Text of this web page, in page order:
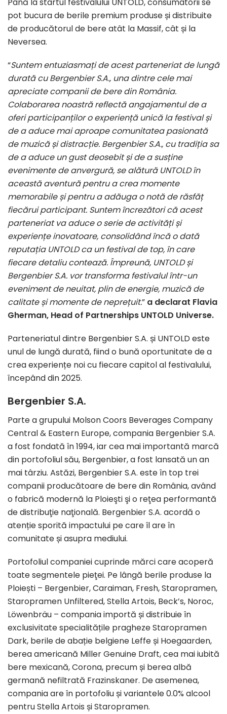
pot bucura de berile premium produse și distribuite
de producătorul de bere atât la Massif, cât și la
Neversea.
“Suntem entuziasmați de acest parteneriat de lungă
durată cu Bergenbier S.A., una dintre cele mai
apreciate companii de bere din România.
Colaborarea noastră reflectă angajamentul de a
oferi participanților o experiență unică la festival și
de a aduce mai aproape comunitatea pasionată
de muzică și distracție. Bergenbier S.A., cu tradiția sa
de a aduce un gust deosebit și de a susține
evenimente de anvergură, se alătură UNTOLD în
această aventură pentru a crea momente
memorabile și pentru a adăuga o notă de răsfăț
fiecărui participant. Suntem încrezători că acest
parteneriat va aduce o serie de activități și
experiențe inovatoare, consolidând încă o dată
reputația UNTOLD ca un festival de top, în care
fiecare detaliu contează. Împreună, UNTOLD și
Bergenbier S.A. vor transforma festivalul într-un
eveniment de neuitat, plin de energie, muzică de
calitate și momente de neprețuit.” a declarat Flavia
Gherman, Head of Partnerships UNTOLD Universe.
Parteneriatul dintre Bergenbier S.A. și UNTOLD este
unul de lungă durată, fiind o bună oportunitate de a
crea experiențe noi cu fiecare capitol al festivalului,
începând din 2025.
Bergenbier S.A.
Parte a grupului Molson Coors Beverages Company
Central & Eastern Europe, compania Bergenbier S.A.
a fost fondată în 1994, iar cea mai importantă marcă
din portofoliul său, Bergenbier, a fost lansată un an
mai târziu. Astăzi, Bergenbier S.A. este în top trei
companii producătoare de bere din România, având
o fabrică modernă la Ploieşti şi o reţea performantă
de distribuţie naţională. Bergenbier S.A. acordă o
atenție sporită impactului pe care îl are în
comunitate și asupra mediului.
Portofoliul companiei cuprinde mărci care acoperă
toate segmentele pieţei. Pe lângă berile produse la
Ploiești – Bergenbier, Caraiman, Fresh, Staropramen,
Staropramen Unfiltered, Stella Artois, Beck’s, Noroc,
Löwenbräu – compania importă și distribuie în
exclusivitate specialitățile pragheze Staropramen
Dark, berile de abație belgiene Leffe și Hoegaarden,
berea americană Miller Genuine Draft, cea mai iubită
bere mexicană, Corona, precum și berea albă
germană nefiltrată Frazinskaner. De asemenea,
compania are în portofoliu și variantele 0.0% alcool
pentru Stella Artois și Staropramen.